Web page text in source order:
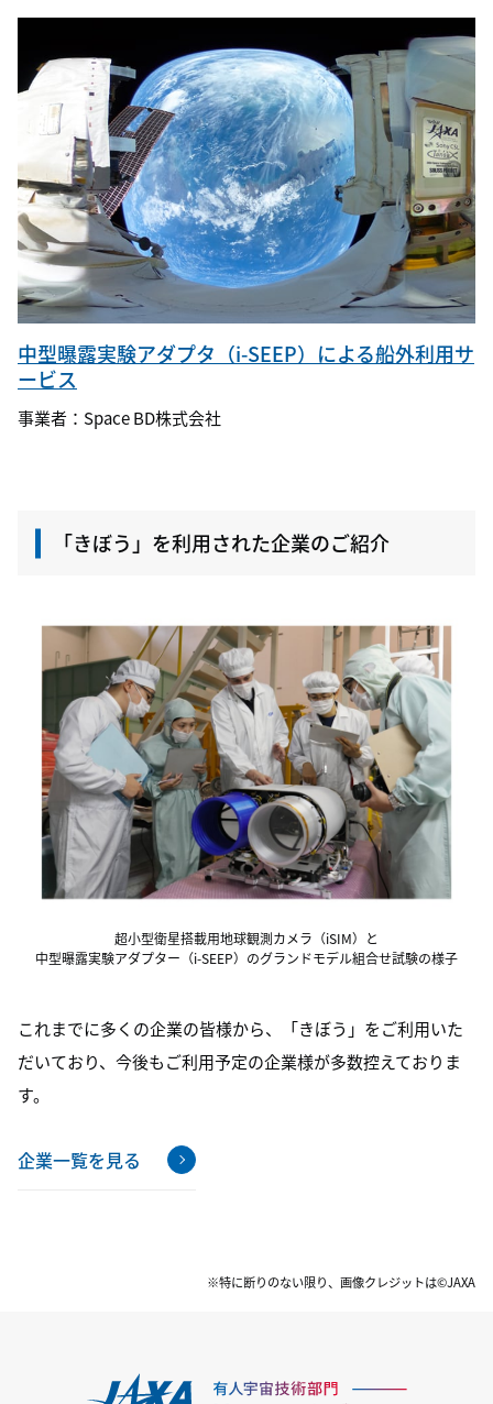
中型曝露実験アダプタ（i-SEEP）による船外利用サ
ービス
事業者：Space BD株式会社
「きぼう」を利用された企業のご紹介
これまでに多くの企業の皆様から、「きぼう」をご利用いた
だいており、今後もご利用予定の企業様が多数控えておりま
す。
企業一覧を見る
超小型衛星搭載用地球観測カメラ（iSIM）と
中型曝露実験アダプター（i-SEEP）のグランドモデル組合せ試験の様子
※特に断りのない限り、画像クレジットは©JAXA